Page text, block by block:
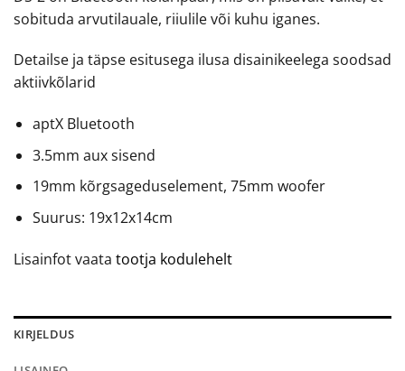
sobituda arvutilauale, riiulile või kuhu iganes.
Detailse ja täpse esitusega ilusa disainikeelega soodsad
aktiivkõlarid
aptX Bluetooth
3.5mm aux sisend
19mm kõrgsageduselement, 75mm woofer
Suurus: 19x12x14cm
Lisainfot vaata tootja kodulehelt
KIRJELDUS